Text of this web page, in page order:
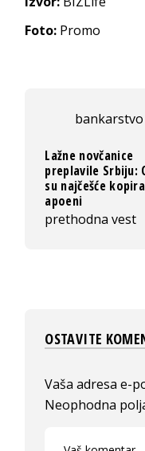
Foto: Promo
bankarstvo
Lažne novčanice
preplavile Srbiju:
su najčešće
apoeni
prethodna vest
OSTAVITE
Vaša adresa e-
Neophodna